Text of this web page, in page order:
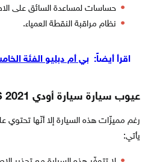
حساسات لمساعدة السائق على
نظام مراقبة النقطة العمياء.
اقرأ أيضاً: بي أم دبليو الفئة
عيوب سيارة سيارة أودي TTS 2021
رغم مميزّات هذه السيارة إلا أنّها
يأتي: